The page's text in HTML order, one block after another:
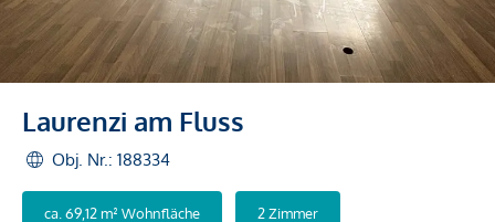
Laurenzi am Fluss
Obj. Nr.: 188334
ca. 69,12 m² Wohnfläche 2 Zimmer